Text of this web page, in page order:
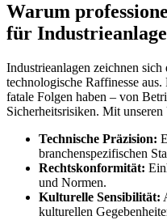
Warum
für
Industrieanlagen zeichnen
technologische Raffinesse
fatale Folgen haben – von
Sicherheitsrisiken. Mit
Technische Präzision:
branchenspezifischen
Rechtskonformität:
und Normen.
Kulturelle Sensibilität:
kulturellen